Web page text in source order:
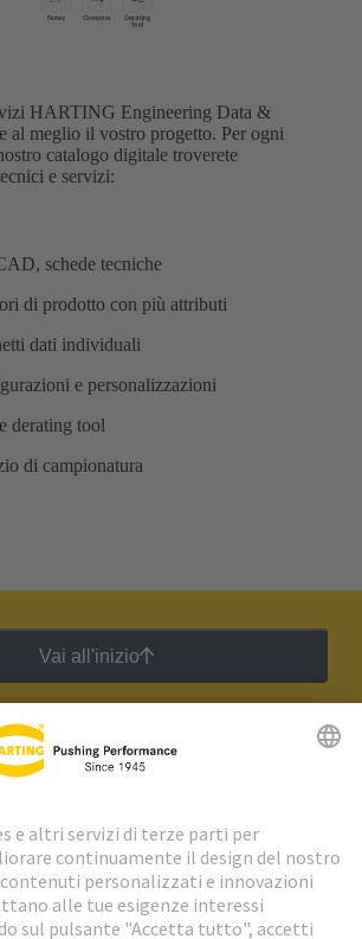
HARTING Engineering Data &
al meglio il vostro progetto. Per ogni
catalogo digitale troverete
e servizi:
schede tecniche
di prodotto con più attributi
dati individuali
e personalizzazioni
derating tool
di campionatura
Vai all'inizio